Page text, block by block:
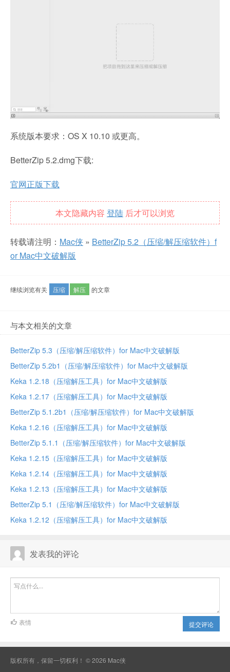
系统版本要求：OS X 10.10 或更高。
BetterZip 5.2.dmg下载:
官网正版下载
本文隐藏内容 登陆 后才可以浏览
转载请注明： Mac侠 » BetterZip 5.2（压缩/解压缩软件）f
or Mac中文破解版
继续浏览有关 压缩 解压 的文章
与本文相关的文章
BetterZip 5.3（压缩/解压缩软件）for Mac中文破解版
BetterZip 5.2b1（压缩/解压缩软件）for Mac中文破解版
Keka 1.2.18（压缩解压工具）for Mac中文破解版
Keka 1.2.17（压缩解压工具）for Mac中文破解版
BetterZip 5.1.2b1（压缩/解压缩软件）for Mac中文破解版
Keka 1.2.16（压缩解压工具）for Mac中文破解版
BetterZip 5.1.1（压缩/解压缩软件）for Mac中文破解版
Keka 1.2.15（压缩解压工具）for Mac中文破解版
Keka 1.2.14（压缩解压工具）for Mac中文破解版
Keka 1.2.13（压缩解压工具）for Mac中文破解版
BetterZip 5.1（压缩/解压缩软件）for Mac中文破解版
Keka 1.2.12（压缩解压工具）for Mac中文破解版
发表我的评论
提交评论
表情
版权所有，保留一切权利！ © 2026 Mac侠